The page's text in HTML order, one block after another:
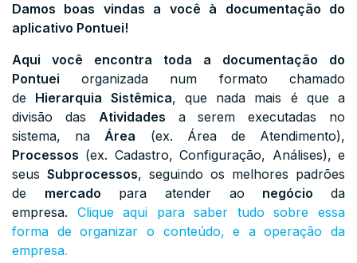
Damos boas vindas a você à documentação do
aplicativo Pontuei!
Aqui você encontra toda a documentação do
Pontuei organizada num formato chamado
de Hierarquia Sistêmica, que nada mais é que a
divisão das Atividades a serem executadas no
sistema, naÁrea (ex. Área de Atendimento),
Processos (ex. Cadastro, Configuração, Análises), e
seus Subprocessos, seguindo os melhores padrões
de mercado para atender ao negócio da
empresa. Clique aqui para saber tudo sobre essa
forma de organizar o conteúdo, e a operação da
empresa.